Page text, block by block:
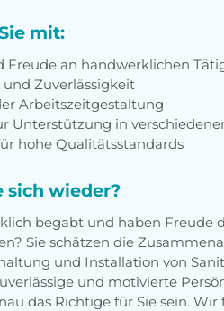
mit:
Freude an handwerklichen
Zuverlässigkeit
Arbeitszeitgestaltung
Unterstützung in
hohe Qualitätsstandards
sich wieder?
begabt und haben Freude
Sie schätzen die
und Installation von
und motivierte
das Richtige für Sie sein. Wir